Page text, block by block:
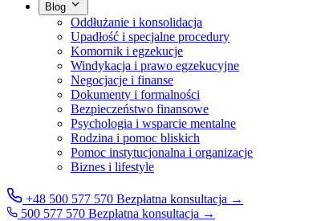
Blog
Oddłużanie i konsolidacja
Upadłość i specjalne procedury
Komornik i egzekucje
Windykacja i prawo egzekucyjne
Negocjacje i finanse
Dokumenty i formalności
Bezpieczeństwo finansowe
Psychologia i wsparcie mentalne
Rodzina i pomoc bliskich
Pomoc instytucjonalna i organizacje
Biznes i lifestyle
+48 500 577 570 Bezpłatna konsultacja →
500 577 570 Bezpłatna konsultacja →